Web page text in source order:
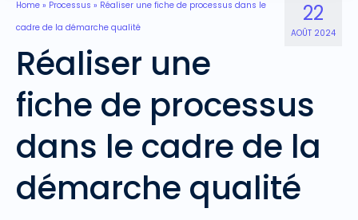
22
AOÛT 2024
Home » Processus » Réaliser une fiche de processus dans le
cadre de la démarche qualité
Réaliser une
fiche de processus
dans le cadre de la
démarche qualité